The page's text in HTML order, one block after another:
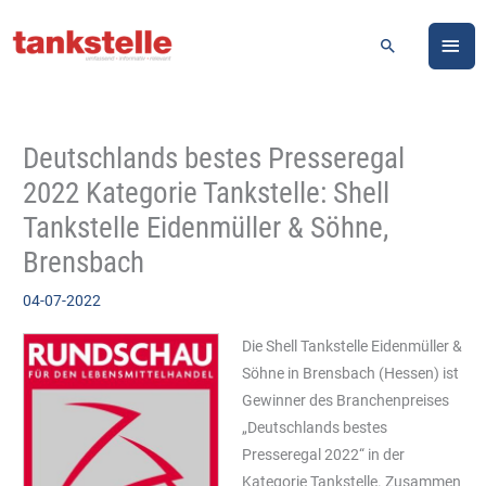
Inhalt
Suchen
Deutschlands bestes Presseregal
2022 Kategorie Tankstelle: Shell
Tankstelle Eidenmüller & Söhne,
Brensbach
04-07-2022
Die Shell Tankstelle Eidenmüller &
Söhne in Brensbach (Hessen) ist
Gewinner des Branchenpreises
„Deutschlands bestes
Presseregal 2022“ in der
Kategorie Tankstelle. Zusammen